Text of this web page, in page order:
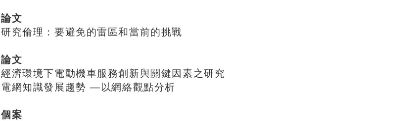
文
究倫理：要避免的雷區和當前的挑戰
文
濟環境下電動機車服務創新與關鍵因素之研究
網知識發展趨勢 —以網絡觀點分析
案